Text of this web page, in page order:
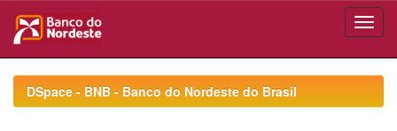
navigationDSpace - BNB - Banco do Nordeste do Brasil